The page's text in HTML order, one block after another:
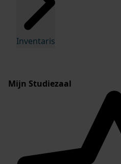
Inventaris
Mijn Studiezaal